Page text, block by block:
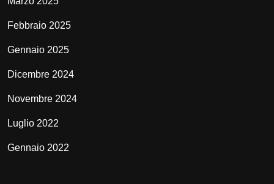
Febbraio 2025
Gennaio 2025
Dicembre 2024
Novembre 2024
Luglio 2022
Gennaio 2022